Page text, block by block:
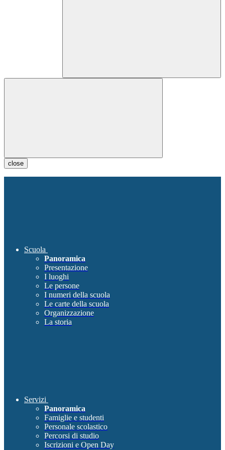
close
Scuola
Panoramica
Presentazione
I luoghi
Le persone
I numeri della scuola
Le carte della scuola
Organizzazione
La storia
Servizi
Panoramica
Famiglie e studenti
Personale scolastico
Percorsi di studio
Iscrizioni e Open Day